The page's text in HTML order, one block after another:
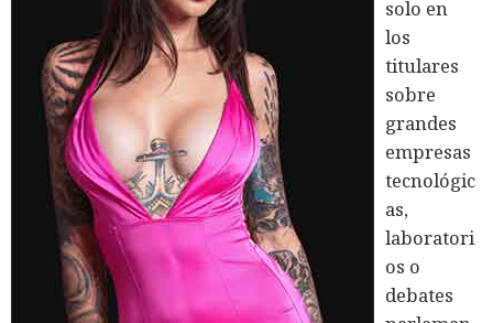
solo en
los
titulares
sobre
grandes
empresas
tecnológic
as,
laboratori
os o
debates